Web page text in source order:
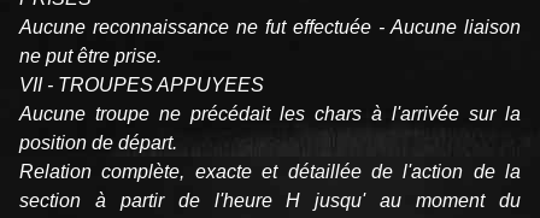
Aucune reconnaissance ne fut effectuée - Aucune liaison
ne put être prise.
VII - TROUPES APPUYEES
Aucune troupe ne précédait les chars à l'arrivée sur la
position de départ.
Relation complète, exacte et détaillée de l'action de la
section à partir de l'heure H jusqu' au moment du